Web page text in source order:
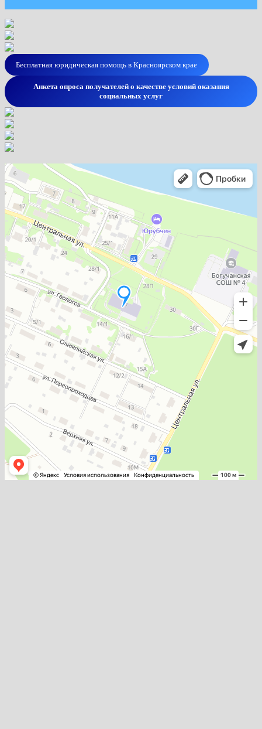
Бесплатная юридическая помощь в Красноярском крае
Анкета опроса получателей о качестве условий оказания
социальных услуг